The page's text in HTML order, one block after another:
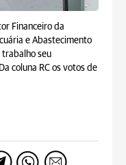
Financeiro da
e Abastecimento
trabalho seu
coluna RC os votos de